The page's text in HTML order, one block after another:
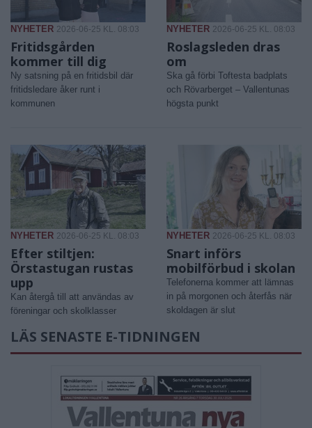
NYHETER 2026-06-25 KL. 08:03
Fritidsgården
kommer till dig
Ny satsning på en fritidsbil där
fritidsledare åker runt i
kommunen
NYHETER 2026-06-25 KL. 08:03
Roslagsleden dras
om
Ska gå förbi Toftesta badplats
och Rövarberget – Vallentunas
högsta punkt
NYHETER 2026-06-25 KL. 08:03
Efter stiltjen:
Örstastugan rustas
upp
Kan återgå till att användas av
föreningar och skolklasser
NYHETER 2026-06-25 KL. 08:03
Snart införs
mobilförbud i skolan
Telefonerna kommer att lämnas
in på morgonen och återfås när
skoldagen är slut
LÄS SENASTE E-TIDNINGEN